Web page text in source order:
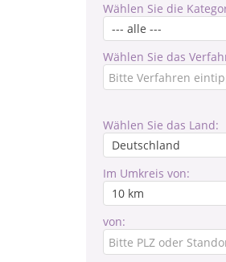
Wählen Sie die
Wählen Sie das
Wählen Sie das Land:
Im Umkreis von:
von: